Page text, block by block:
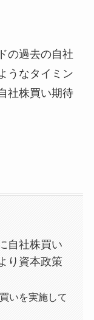
の過去の自社
うなタイミン
社株買い期待
自社株買い
り資本政策
いを実施して